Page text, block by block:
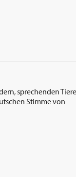
sprechenden
Stimme von